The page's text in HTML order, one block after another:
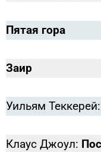
Пятая гора
Заир
Уильям
Клаус Джоул: